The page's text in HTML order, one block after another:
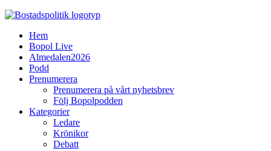
Hem
Bopol Live
Almedalen2026
Podd
Prenumerera
Prenumerera på vårt nyhetsbrev
Följ Bopolpodden
Kategorier
Ledare
Krönikor
Debatt